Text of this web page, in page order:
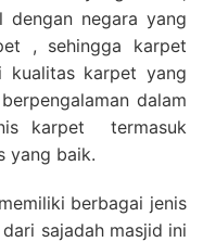
dengan negara yang
, sehingga karpet
karpet yang
dalam
karpet termasuk
yang baik.
berbagai jenis
sajadah masjid ini